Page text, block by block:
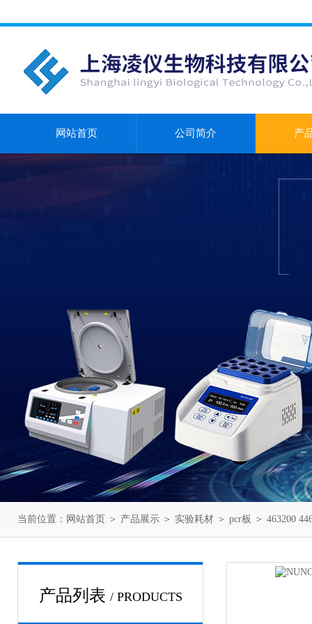
网站首页 公司简介 产
当前位置： 网站首页 ＞ 产品展示 ＞ 实验耗材 ＞ pcr板 ＞ 463200
产品列表 / PRODUCTS